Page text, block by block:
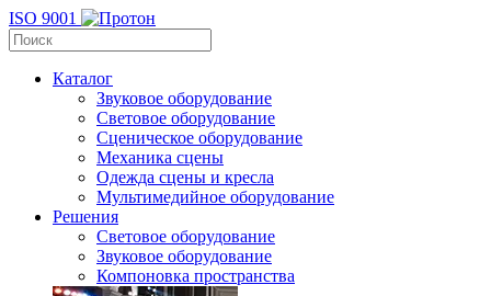
ISO 9001
Каталог
Звуковое оборудование
Световое оборудование
Сценическое оборудование
Механика сцены
Одежда сцены и кресла
Мультимедийное оборудование
Решения
Световое оборудование
Звуковое оборудование
Компоновка пространства